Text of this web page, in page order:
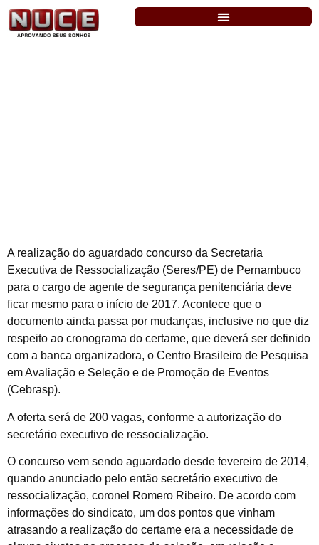
A realização do aguardado concurso da Secretaria
Executiva de Ressocialização (Seres/PE) de Pernambuco
para o cargo de agente de segurança penitenciária deve
ficar mesmo para o início de 2017. Acontece que o
documento ainda passa por mudanças, inclusive no que diz
respeito ao cronograma do certame, que deverá ser definido
com a banca organizadora, o Centro Brasileiro de Pesquisa
em Avaliação e Seleção e de Promoção de Eventos
(Cebrasp).
A oferta será de 200 vagas, conforme a autorização do
secretário executivo de ressocialização.
O concurso vem sendo aguardado desde fevereiro de 2014,
quando anunciado pelo então secretário executivo de
ressocialização, coronel Romero Ribeiro. De acordo com
informações do sindicato, um dos pontos que vinham
atrasando a realização do certame era a necessidade de